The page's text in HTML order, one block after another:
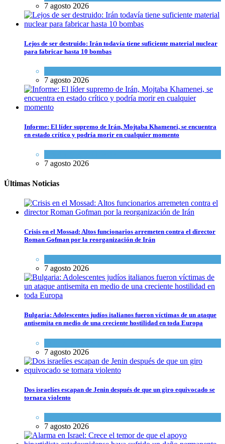
7 agosto 2026
Lejos de ser destruido: Irán todavía tiene suficiente material nuclear
para fabricar hasta 10 bombas
7 agosto 2026
Informe: El líder supremo de Irán, Mojtaba Khamenei, se encuentra
en estado crítico y podría morir en cualquier momento
7 agosto 2026
Últimas Noticias
Crisis en el Mossad: Altos funcionarios arremeten contra el director
Roman Gofman por la reorganización de Irán
7 agosto 2026
Bulgaria: Adolescentes judíos italianos fueron víctimas de un ataque
antisemita en medio de una creciente hostilidad en toda Europa
7 agosto 2026
Dos israelíes escapan de Jenin después de que un giro equivocado se
tornara violento
7 agosto 2026